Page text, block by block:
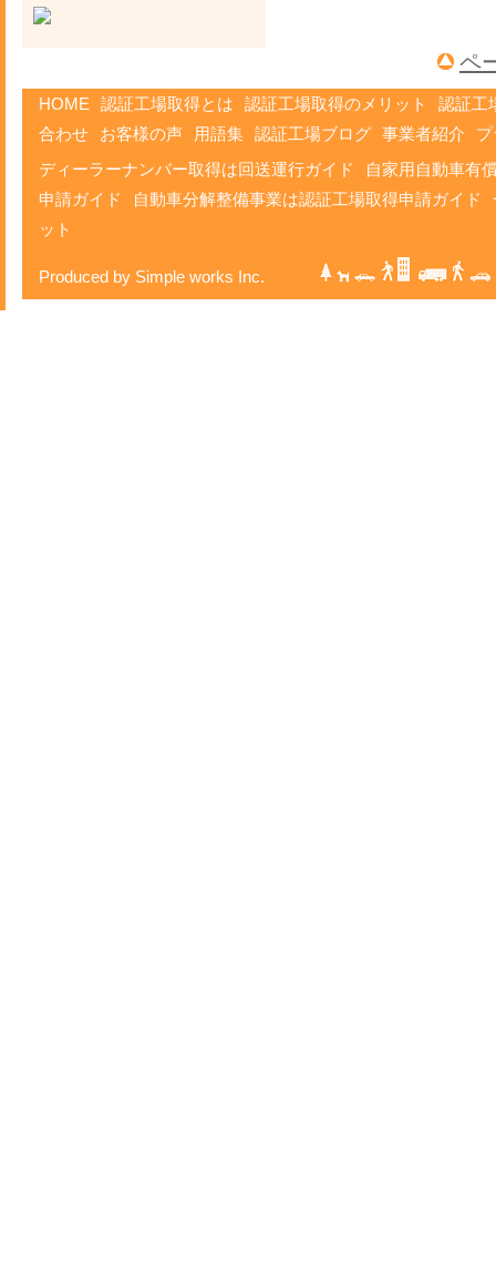
ペ
HOME 認証工場取得とは 認証工場取得のメリット
認証工
合わせ
お客様の声 用語集 認証工場ブログ 事業者紹介
ディーラーナンバー取得は回送運行ガイド
自家用自動車有
申請ガイド
自動車分解整備事業は認証工場取得申請ガイド
ット
Produced by Simple works Inc.